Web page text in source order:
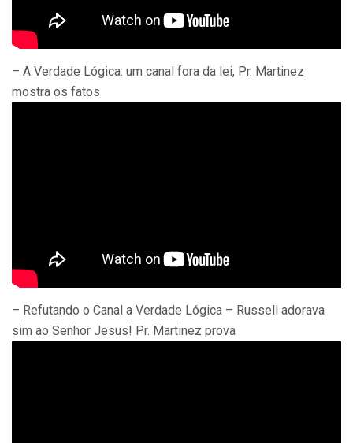
– A Verdade Lógica: um canal fora da lei, Pr. Martinez
mostra os fatos
– Refutando o Canal a Verdade Lógica – Russell adorava
sim ao Senhor Jesus! Pr. Martinez prova